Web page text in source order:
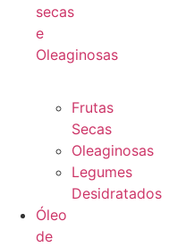
secas
e
Oleaginosas
Frutas
Secas
Oleaginosas
Legumes
Desidratados
Óleo
de